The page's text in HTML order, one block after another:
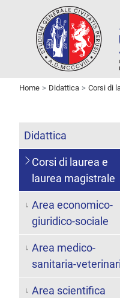
Home Didattica Corsi di
Didattica
Corsi di laurea e
laurea magistrale
Area economico-
giuridico-sociale
Area medico-
sanitaria-
Area scientifica